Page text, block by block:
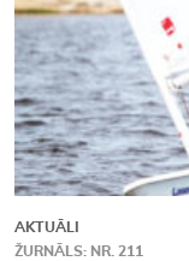
AKTUĀLI
ŽURNĀLS: NR. 211